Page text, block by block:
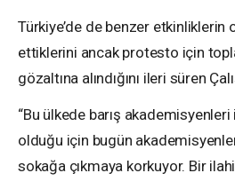
Türkiye’de de benzer etkinliklerin
ettiklerini ancak protesto için
gözaltına alındığını ileri süren
“Bu ülkede barış
olduğu için bugün
sokağa çıkmaya korkuyor. Bir